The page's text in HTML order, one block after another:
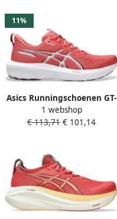
11%
Asics Runningschoenen GT-
1000 14 voor meer
stabiliteit
1 webshop
€ 113,71 € 101,14